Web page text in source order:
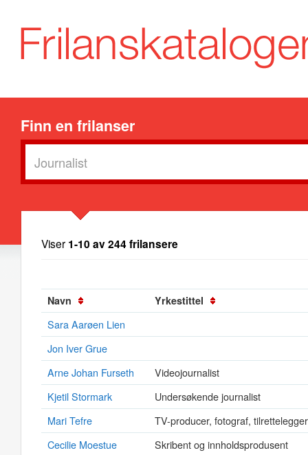
Finn en frilanser
Viser 1-10 av 244 frilansere
Navn Yrkestittel
Sara Aarøen Lien
Jon Iver Grue
Arne Johan Furseth
Videojournalist
Kjetil Stormark
Undersøkende journalist
Mari Tefre
TV-producer, fotograf,
Cecilie Moestue
Skribent og innholdsprodusent